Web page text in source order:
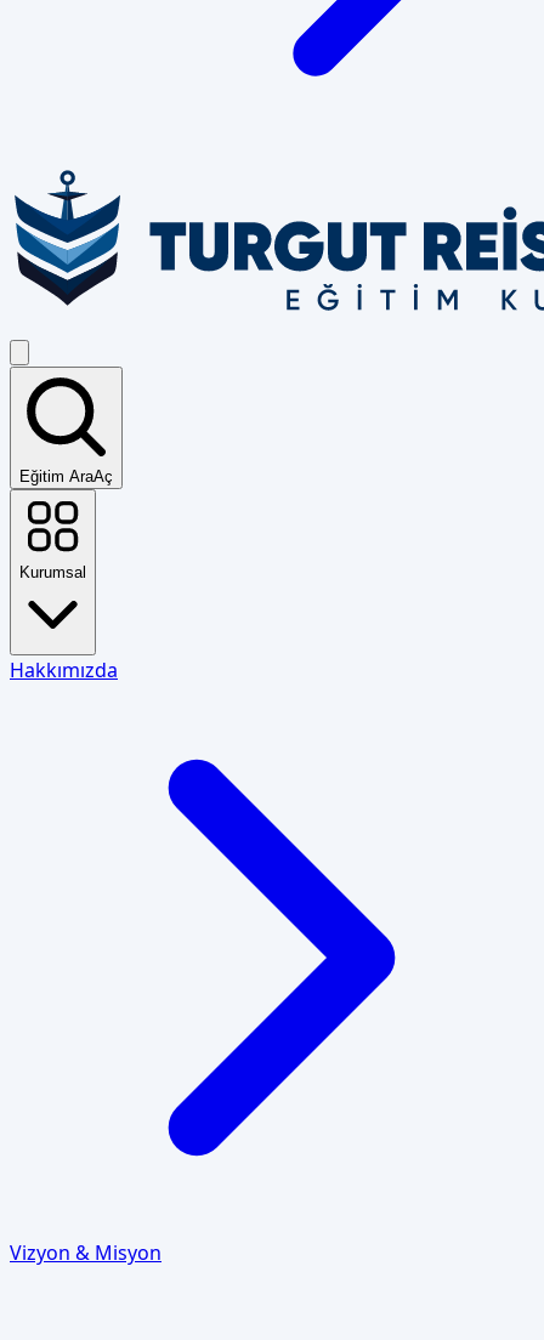
Eğitim AraAç
Kurumsal
Hakkımızda
Vizyon & Misyon